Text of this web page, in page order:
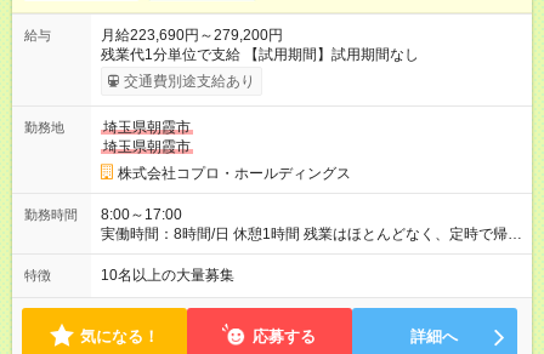
給与
月給223,690円～279,200円
残業代1分単位で支給 【試用期間】試用期間なし
交通費別途支給あり
勤務地
埼玉県朝霞市
埼玉県朝霞市
株式会社コプロ・ホールディングス
勤務時間
8:00～17:00
実働時間：8時間/日 休憩1時間 残業はほとんどなく、定時で帰れ
る日が多い働き方です。 毎日の業務は進捗管理や事務が中心な
ので、 「今日やるべき仕事」が終われば、自然と区切りをつけ
方を大切にしています。
特徴 10名以上の大量募集
気になる！ 応募する 詳細へ